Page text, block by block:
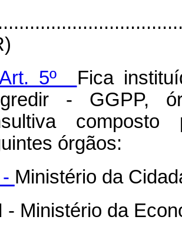
5º Fica
- GGPP,
órgãos:
Ministério da
- Ministério da